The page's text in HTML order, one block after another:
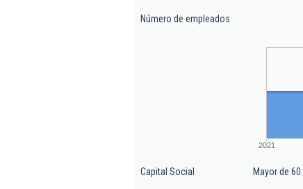
Número de empleados
2021
Capital Social Mayor de